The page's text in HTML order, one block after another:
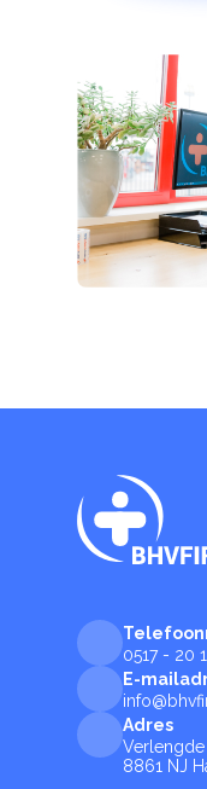
0517 - 20
E-
Adres
Verlengde
8861 NJ